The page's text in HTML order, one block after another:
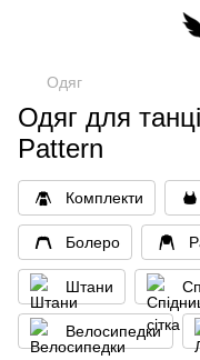
Одяг
Одяг для
Pattern
Кoмплекти
Болеро
Штани
Велосипедки